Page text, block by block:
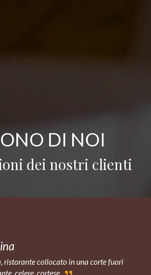
DI NOI
dei nostri clienti
ristorante collocato in una corte fuori
celere, cortese.